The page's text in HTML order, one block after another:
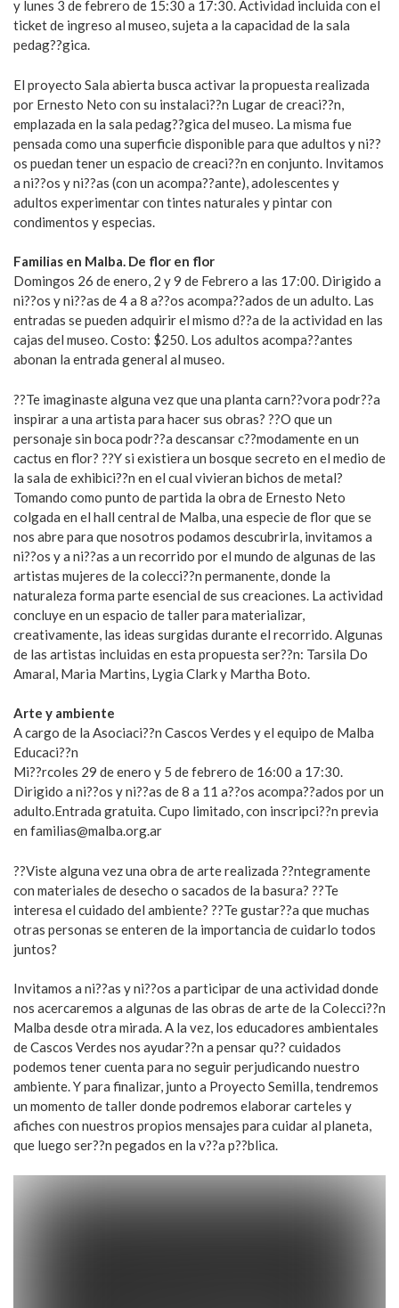
y lunes 3 de febrero de 15:30 a 17:30. Actividad incluida con el
ticket de ingreso al museo, sujeta a la capacidad de la sala
pedag??gica.
El proyecto Sala abierta busca activar la propuesta realizada
por Ernesto Neto con su instalaci??n Lugar de creaci??n,
emplazada en la sala pedag??gica del museo. La misma fue
pensada como una superficie disponible para que adultos y ni??
os puedan tener un espacio de creaci??n en conjunto. Invitamos
a ni??os y ni??as (con un acompa??ante), adolescentes y
adultos experimentar con tintes naturales y pintar con
condimentos y especias.
Familias en Malba. De flor en flor
Domingos 26 de enero, 2 y 9 de Febrero a las 17:00. Dirigido a
ni??os y ni??as de 4 a 8 a??os acompa??ados de un adulto. Las
entradas se pueden adquirir el mismo d??a de la actividad en las
cajas del museo. Costo: $250. Los adultos acompa??antes
abonan la entrada general al museo.
??Te imaginaste alguna vez que una planta carn??vora podr??a
inspirar a una artista para hacer sus obras? ??O que un
personaje sin boca podr??a descansar c??modamente en un
cactus en flor? ??Y si existiera un bosque secreto en el medio de
la sala de exhibici??n en el cual vivieran bichos de metal?
Tomando como punto de partida la obra de Ernesto Neto
colgada en el hall central de Malba, una especie de flor que se
nos abre para que nosotros podamos descubrirla, invitamos a
ni??os y a ni??as a un recorrido por el mundo de algunas de las
artistas mujeres de la colecci??n permanente, donde la
naturaleza forma parte esencial de sus creaciones. La actividad
concluye en un espacio de taller para materializar,
creativamente, las ideas surgidas durante el recorrido. Algunas
de las artistas incluidas en esta propuesta ser??n: Tarsila Do
Amaral, Maria Martins, Lygia Clark y Martha Boto.
Arte y ambiente
A cargo de la Asociaci??n Cascos Verdes y el equipo de Malba
Educaci??n
Mi??rcoles 29 de enero y 5 de febrero de 16:00 a 17:30.
Dirigido a ni??os y ni??as de 8 a 11 a??os acompa??ados por un
adulto.Entrada gratuita. Cupo limitado, con inscripci??n previa
en familias@malba.org.ar
??Viste alguna vez una obra de arte realizada ??ntegramente
con materiales de desecho o sacados de la basura? ??Te
interesa el cuidado del ambiente? ??Te gustar??a que muchas
otras personas se enteren de la importancia de cuidarlo todos
juntos?
Invitamos a ni??as y ni??os a participar de una actividad donde
nos acercaremos a algunas de las obras de arte de la Colecci??n
Malba desde otra mirada. A la vez, los educadores ambientales
de Cascos Verdes nos ayudar??n a pensar qu?? cuidados
podemos tener cuenta para no seguir perjudicando nuestro
ambiente. Y para finalizar, junto a Proyecto Semilla, tendremos
un momento de taller donde podremos elaborar carteles y
afiches con nuestros propios mensajes para cuidar al planeta,
que luego ser??n pegados en la v??a p??blica.